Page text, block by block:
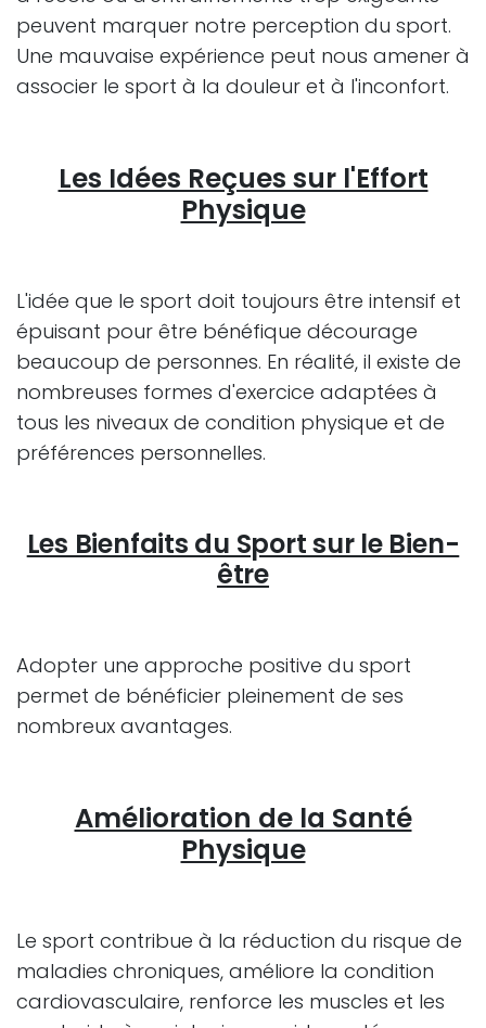
peuvent marquer notre perception du sport.
Une mauvaise expérience peut nous amener à
associer le sport à la douleur et à l'inconfort.
Les Idées Reçues sur l'Effort
Physique
L'idée que le sport doit toujours être intensif et
épuisant pour être bénéfique décourage
beaucoup de personnes. En réalité, il existe de
nombreuses formes d'exercice adaptées à
tous les niveaux de condition physique et de
préférences personnelles.
Les Bienfaits du Sport sur le Bien-
être
Adopter une approche positive du sport
permet de bénéficier pleinement de ses
nombreux avantages.
Amélioration de la Santé
Physique
Le sport contribue à la réduction du risque de
maladies chroniques, améliore la condition
cardiovasculaire, renforce les muscles et les